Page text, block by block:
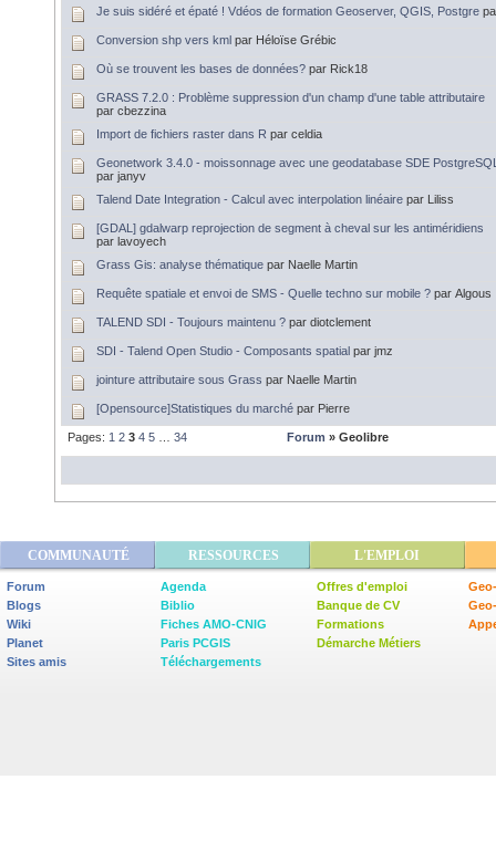
Je suis sidéré et épaté ! Vdéos de formation Geoserver, QGIS, Postgre
Conversion shp vers kml par Héloïse Grébic
Où se trouvent les bases de données? par Rick18
GRASS 7.2.0 : Problème suppression d'un champ d'une table attributaire
par cbezzina
Import de fichiers raster dans R par celdia
Geonetwork 3.4.0 - moissonnage avec une geodatabase SDE
par janyv
Talend Date Integration - Calcul avec interpolation linéaire par Liliss
[GDAL] gdalwarp reprojection de segment à cheval sur les antiméridiens
par lavoyech
Grass Gis: analyse thématique par Naelle Martin
Requête spatiale et envoi de SMS - Quelle techno sur mobile ? par Algous
TALEND SDI - Toujours maintenu ? par diotclement
SDI - Talend Open Studio - Composants spatial par jmz
jointure attributaire sous Grass par Naelle Martin
[Opensource]Statistiques du marché par Pierre
Pages: 1 2 3 4 5 34 Forum » Geolibre
COMMUNAUTÉ RESSOURCES L'EMPLOI
Forum
Blogs
Wiki
Planet
Sites amis
Agenda
Biblio
Fiches AMO-CNIG
Paris PCGIS
Téléchargements
Offres d'emploi
Banque de CV
Formations
Démarche Métiers